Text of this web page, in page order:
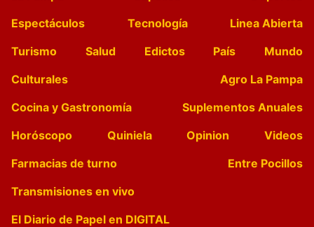
Espectáculos
Tecnología
Linea Abierta
Turismo
Salud Edictos País
Mundo
Culturales
Agro La Pampa
Cocina y Gastronomía
Suplementos Anuales
Horóscopo
Quiniela Opinion
Videos
Farmacias de turno
Entre Pocillos
Transmisiones en vivo
El Diario de Papel en DIGITAL